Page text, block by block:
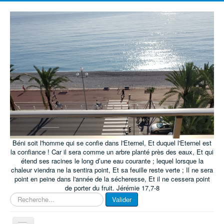
Béni soit l'homme qui se confie dans l'Eternel, Et duquel l'Eternel est
la confiance ! Car il sera comme un arbre planté près des eaux, Et qui
étend ses racines le long d’une eau courante ; lequel lorsque la
chaleur viendra ne la sentira point, Et sa feuille reste verte ; Il ne sera
point en peine dans l'année de la sécheresse, Et il ne cessera point
de porter du fruit. Jérémie 17,7-8
Rechercher
Valider